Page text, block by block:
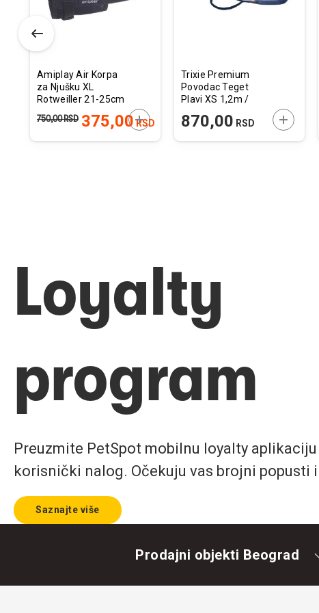
U KORPU
Amiplay Air Korpa
za Njušku XL
Rotweiller 21-25cm
375,00RSD
750,00RSD DODAJTE U KORPU
Trixie Premium
Povodac Teget
Plavi XS 1,2m /
870,00 RSD
Loyalty
program
Preuzmite PetSpot mobilnu loyalty
korisnički nalog. Očekuju vas brojni popusti
Saznajte više
Prodajni objekti Beograd